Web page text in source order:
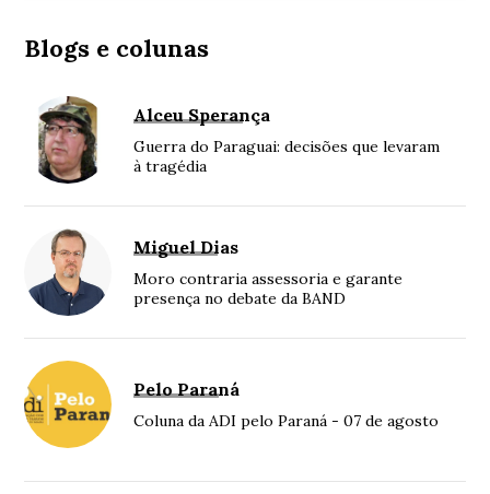
Blogs e colunas
Alceu Sperança
Guerra do Paraguai: decisões que levaram
à tragédia
Miguel Dias
Moro contraria assessoria e garante
presença no debate da BAND
Pelo Paraná
Coluna da ADI pelo Paraná - 07 de agosto